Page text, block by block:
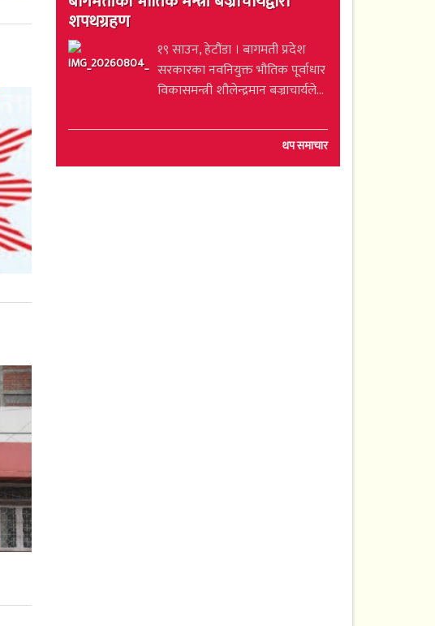
शपथग्रहण
१९ साउन, हेटौंडा । बागमती प्रदेश
सरकारका नवनियुक्त भौतिक पूर्वाधार
विकासमन्त्री शौलेन्द्रमान बज्राचार्यले...
थप समाचार